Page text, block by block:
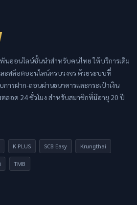
ออนไลน์ชั้นนำสำหรับคนไทย ให้บริการเดิม
ะสล็อตออนไลน์ครบวงจร ด้วยระบบที่
การฝาก-ถอนผ่านธนาคารและกระเป๋าเงิน
ลอด 24 ชั่วโมง สำหรับสมาชิกที่มีอายุ 20 ปี
K PLUS SCB Easy Krungthai
TMB